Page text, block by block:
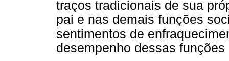
traços tradicionais de sua
pai e nas demais funções
sentimentos de
desempenho dessas